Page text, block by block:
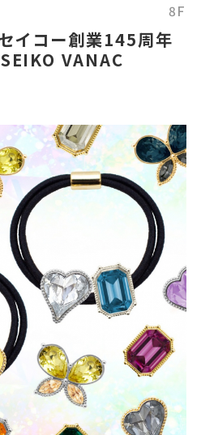
8F
イコー創業145周年
VANAC